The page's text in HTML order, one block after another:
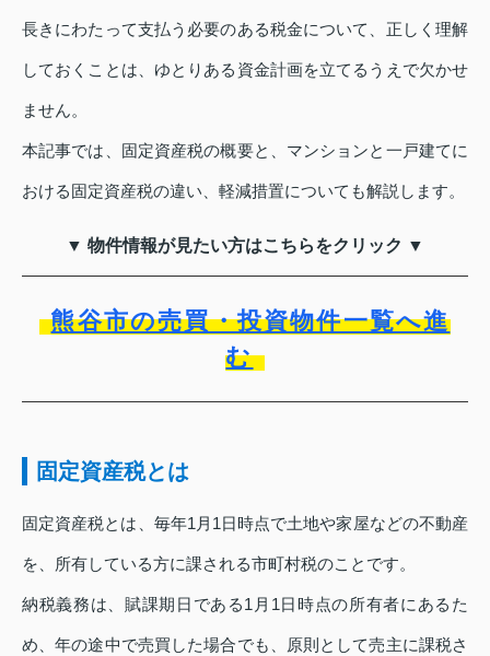
長きにわたって支払う必要のある税金について、正しく理解
しておくことは、ゆとりある資金計画を立てるうえで欠かせ
ません。
本記事では、固定資産税の概要と、マンションと一戸建てに
おける固定資産税の違い、軽減措置についても解説します。
▼ 物件情報が見たい方はこちらをクリック ▼
熊谷市の売買・投資物件一覧へ進
む
固定資産税とは
固定資産税とは、毎年1月1日時点で土地や家屋などの不動産
を、所有している方に課される市町村税のことです。
納税義務は、賦課期日である1月1日時点の所有者にあるた
め、年の途中で売買した場合でも、原則として売主に課税さ